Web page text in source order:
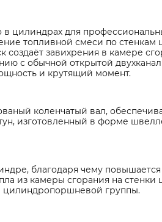
в цилиндрах для
топливной смеси по стенкам
создаёт завихрения в камере
с обычной открытой
и крутящий момент.
коленчатый вал,
изготовленный в форме
благодаря чему
из камеры сгорания на стенки
цилиндропоршневой группы.